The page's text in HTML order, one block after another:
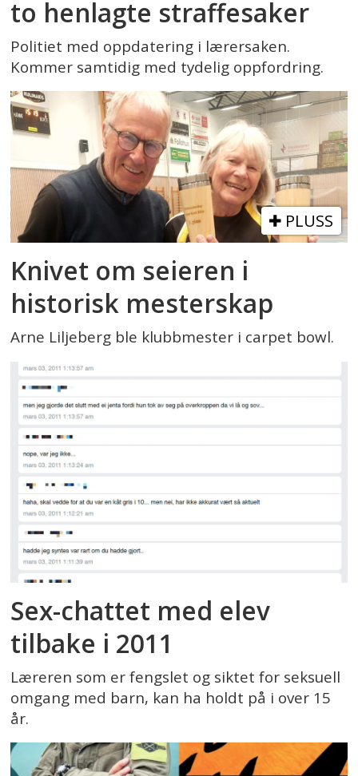
to henlagte straffesaker
Politiet med oppdatering i lærersaken.
Kommer samtidig med tydelig oppfordring.
PLUSS
Knivet om seieren i
historisk mesterskap
Arne Liljeberg ble klubbmester i carpet bowl.
Sex-chattet med elev
tilbake i 2011
Læreren som er fengslet og siktet for seksuell
omgang med barn, kan ha holdt på i over 15
år.